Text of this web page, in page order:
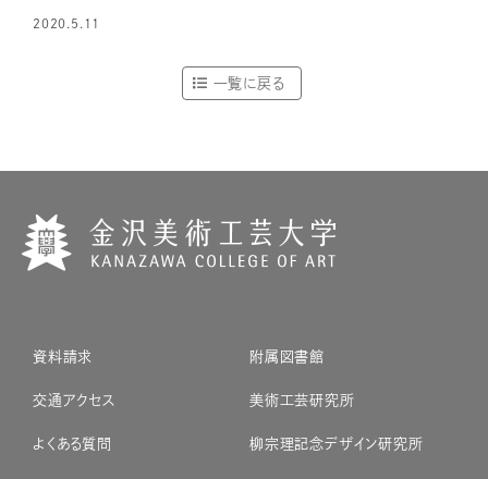
2020.5.11
一覧に戻る
資料請求
交通アクセス
よくある質問
附属図書館
美術工芸研究所
柳宗理記念デザイン研究所